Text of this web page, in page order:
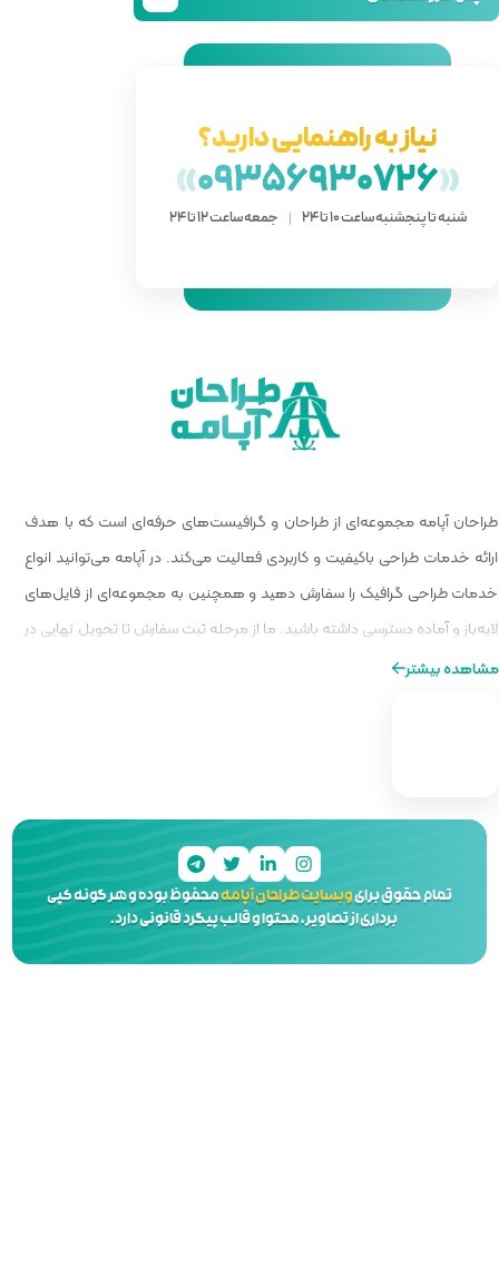
»
ساعت 12 تا 24
گرافیست‌های حرفه‌ای است که با هدف
می‌کند. در آپامه می‌توانید انواع
همچنین به مجموعه‌ای از فایل‌های
مرحله ثبت سفارش تا تحویل نهایی در
از طراحی را برایتان فراهم کنیم.
محفوظ بوده و هر گونه کپی
و قالب پیگرد قانونی دارد.